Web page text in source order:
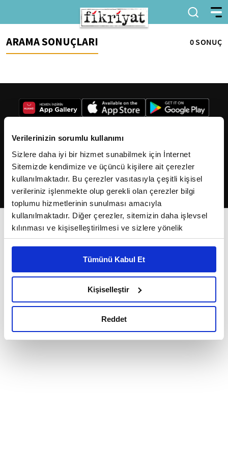
Verilerinizin sorumlu kullanımı
Sizlere daha iyi bir hizmet sunabilmek için İnternet
Sitemizde kendimize ve üçüncü kişilere ait çerezler
kullanılmaktadır. Bu çerezler vasıtasıyla çeşitli kişisel
verileriniz işlenmekte olup gerekli olan çerezler bilgi
toplumu hizmetlerinin sunulması amacıyla
kullanılmaktadır. Diğer çerezler, sitemizin daha işlevsel
kılınması ve kişiselleştirilmesi ve sizlere yönelik
reklam/pazarlama faaliyetlerinin yapılması, amaçlarıyla
Çerezlere ilişkin tercihlerinizi çerez paneli vasıtasıyla
belirleyebilirsiniz. Çerezlere ilişkin detaylı bilgi için
Ayarlar butonuna tıklayabilir,Çerez Bilgilendirme
Metnimizi ziyaret edebilirsiniz.
okumak ve sitemizi ziyaretiniz kapsamında
Tümünü Kabul Et
Kişiselleştir
Reddet
ARAMA SONUÇLARI 0 SONUÇ
2026Fikriyat. Tüm hakları saklıdır.